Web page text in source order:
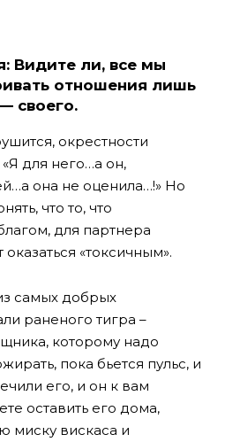
Видите ли, все мы
отношения лишь
своего.
окрестности
для него…а он,
она не оценила…!» Но
что то, что
для партнера
«токсичным».
самых добрых
раненого тигра –
которому надо
пока бьется пульс, и
его, и он к вам
оставить его дома,
миску вискаса и